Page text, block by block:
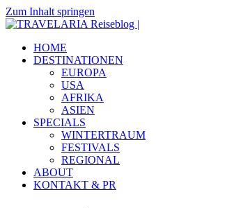
Zum Inhalt springen
TRAVELARIA
Reiseblog
Dein
Reiseblog
Reiseberichten
Insidertipps
Destinationen.
HOME
DESTINATIONEN
EUROPA
USA
AFRIKA
ASIEN
SPECIALS
WINTERTRAUM
FESTIVALS
REGIONAL
ABOUT
KONTAKT & PR